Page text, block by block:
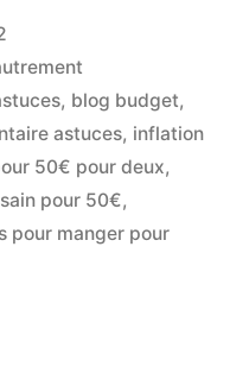
, blog budget,
astuces, inflation
50€ pour deux,
pour 50€,
pour manger pour